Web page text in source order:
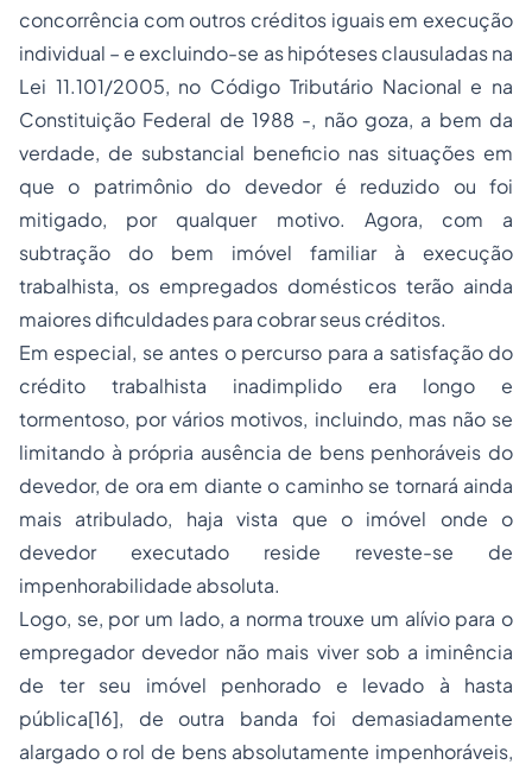
concorrência com outros créditos iguais em execução
individual – e excluindo-se as hipóteses clausuladas na
Lei 11.101/2005, no Código Tributário Nacional e na
Constituição Federal de 1988 -, não goza, a bem da
verdade, de substancial beneficio nas situações em
que o patrimônio do devedor é reduzido ou foi
mitigado, por qualquer motivo. Agora, com a
subtração do bem imóvel familiar à execução
trabalhista, os empregados domésticos terão ainda
maiores dificuldades para cobrar seus créditos.
Em especial, se antes o percurso para a satisfação do
crédito trabalhista inadimplido era longo e
tormentoso, por vários motivos, incluindo, mas não se
limitando à própria ausência de bens penhoráveis do
devedor, de ora em diante o caminho se tornará ainda
mais atribulado, haja vista que o imóvel onde o
devedor executado reside reveste-se de
impenhorabilidade absoluta.
Logo, se, por um lado, a norma trouxe um alívio para o
empregador devedor não mais viver sob a iminência
de ter seu imóvel penhorado e levado à hasta
pública[16], de outra banda foi demasiadamente
alargado o rol de bens absolutamente impenhoráveis,